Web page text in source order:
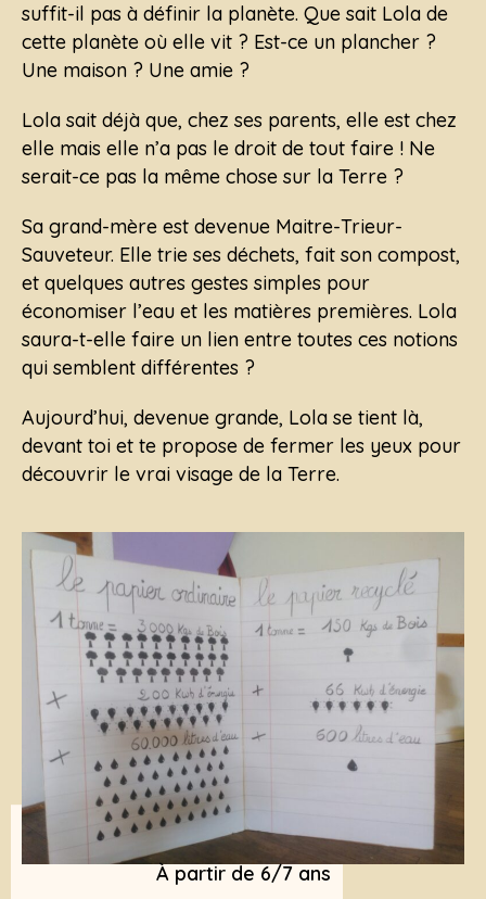
À partir de 6/7 ans
suffit-il pas à définir la planète. Que sait Lola de
cette planète où elle vit ? Est-ce un plancher ?
Une maison ? Une amie ?
Lola sait déjà que, chez ses parents, elle est chez
elle mais elle n’a pas le droit de tout faire ! Ne
serait-ce pas la même chose sur la Terre ?
Sa grand-mère est devenue Maitre-Trieur-
Sauveteur. Elle trie ses déchets, fait son compost,
et quelques autres gestes simples pour
économiser l’eau et les matières premières. Lola
saura-t-elle faire un lien entre toutes ces notions
qui semblent différentes ?
Aujourd’hui, devenue grande, Lola se tient là,
devant toi et te propose de fermer les yeux pour
découvrir le vrai visage de la Terre.